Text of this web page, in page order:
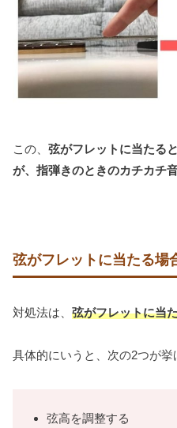
この、 弦がフレットに当たる
が、指弾きのときのカチカチ
弦がフレットに当たる場
対処法は、 弦がフレットに当
具体的にいうと、次の2つが挙
弦高を調整する